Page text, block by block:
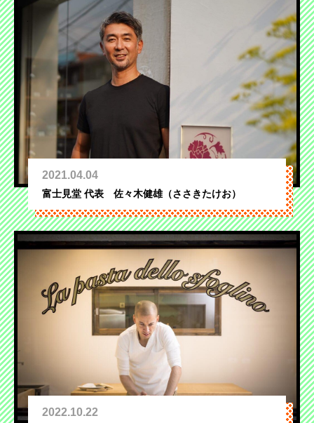
2021.04.04
富士見堂 代表 佐々木健雄（ささきたけお）
2022.10.22